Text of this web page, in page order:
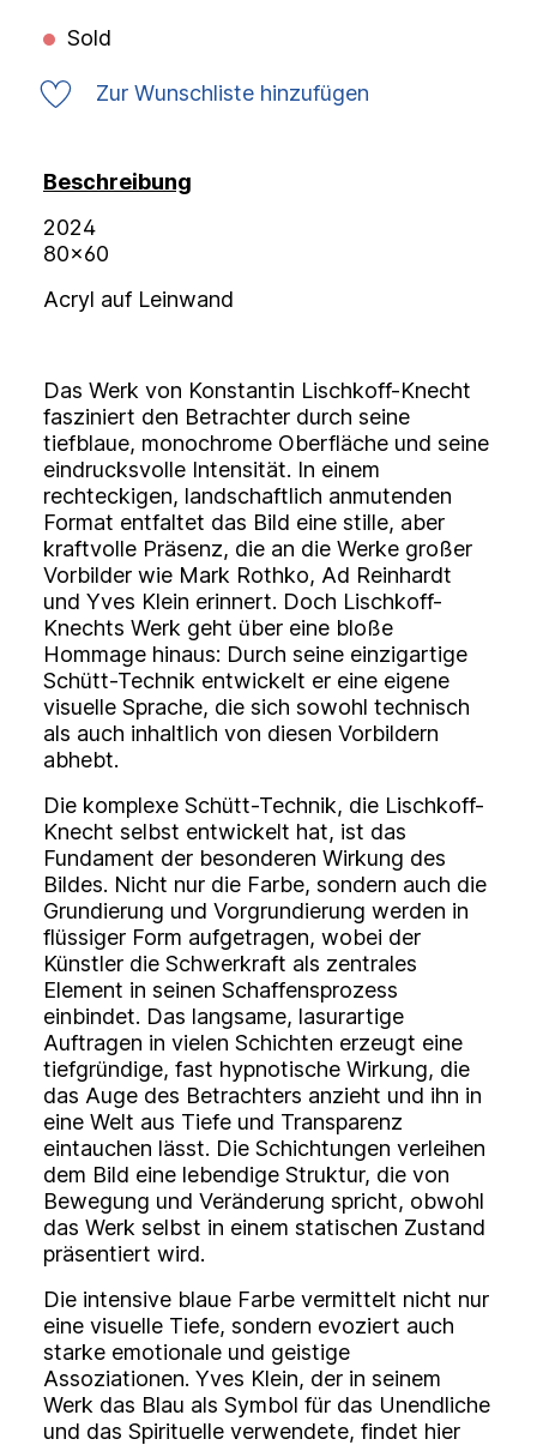
Sold
Zur Wunschliste hinzufügen
Beschreibung
2024
80x60
Acryl auf Leinwand
Das Werk von Konstantin Lischkoff-Knecht
fasziniert den Betrachter durch seine
tiefblaue, monochrome Oberfläche und seine
eindrucksvolle Intensität. In einem
rechteckigen, landschaftlich anmutenden
Format entfaltet das Bild eine stille, aber
kraftvolle Präsenz, die an die Werke großer
Vorbilder wie Mark Rothko, Ad Reinhardt
und Yves Klein erinnert. Doch Lischkoff-
Knechts Werk geht über eine bloße
Hommage hinaus: Durch seine einzigartige
Schütt-Technik entwickelt er eine eigene
visuelle Sprache, die sich sowohl technisch
als auch inhaltlich von diesen Vorbildern
abhebt.
Die komplexe Schütt-Technik, die Lischkoff-
Knecht selbst entwickelt hat, ist das
Fundament der besonderen Wirkung des
Bildes. Nicht nur die Farbe, sondern auch die
Grundierung und Vorgrundierung werden in
flüssiger Form aufgetragen, wobei der
Künstler die Schwerkraft als zentrales
Element in seinen Schaffensprozess
einbindet. Das langsame, lasurartige
Auftragen in vielen Schichten erzeugt eine
tiefgründige, fast hypnotische Wirkung, die
das Auge des Betrachters anzieht und ihn in
eine Welt aus Tiefe und Transparenz
eintauchen lässt. Die Schichtungen verleihen
dem Bild eine lebendige Struktur, die von
Bewegung und Veränderung spricht, obwohl
das Werk selbst in einem statischen Zustand
präsentiert wird.
Die intensive blaue Farbe vermittelt nicht nur
eine visuelle Tiefe, sondern evoziert auch
starke emotionale und geistige
Assoziationen. Yves Klein, der in seinem
Werk das Blau als Symbol für das Unendliche
und das Spirituelle verwendete, findet hier